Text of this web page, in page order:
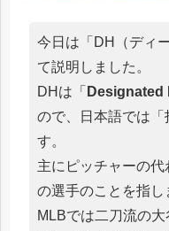
今日は「DH（ディ
て説明しました。
DHは「 Designated
ので、日本語では「
す。
主にピッチャーの
の選手のことを指し
MLBでは二刀流の